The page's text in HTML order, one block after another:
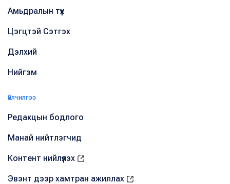
Амьдралын түүх
Цэгцтэй Сэтгэх
Дэлхий
Нийгэм
Үйлчилгээ
Редакцын бодлого
Манай нийтлэгчид
Контент нийлүүлэх
Эвэнт дээр хамтран ажиллах